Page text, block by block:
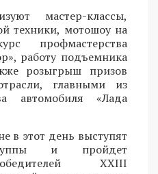
мастер-классы,
техники, мотошоу на
профмастерства
работу подъемника
розыгрыш призов
главными из
автомобиля «Лада
в этот день выступят
и пройдет
XXIII